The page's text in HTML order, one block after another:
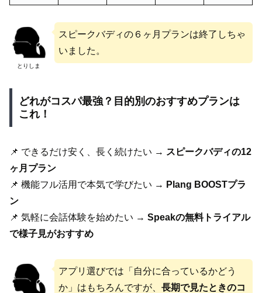
とりしま
スピークバディの６ヶ月プランは終了しちゃ
いました。
どれがコスパ最強？目的別のおすすめプランは
これ！
📌 できるだけ安く、長く続けたい → スピークバディの12
ヶ月プラン
📌 機能フル活用で本気で学びたい → Plang BOOSTプラ
ン
📌 気軽に会話体験を始めたい → Speakの無料トライアル
で様子見がおすすめ
アプリ選びでは「自分に合っているかどう
か」はもちろんですが、 長期で見たときのコ